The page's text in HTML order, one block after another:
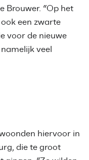
Brouwer. “Op het
een zwarte
voor de nieuwe
veel
hiervoor in
die te groot